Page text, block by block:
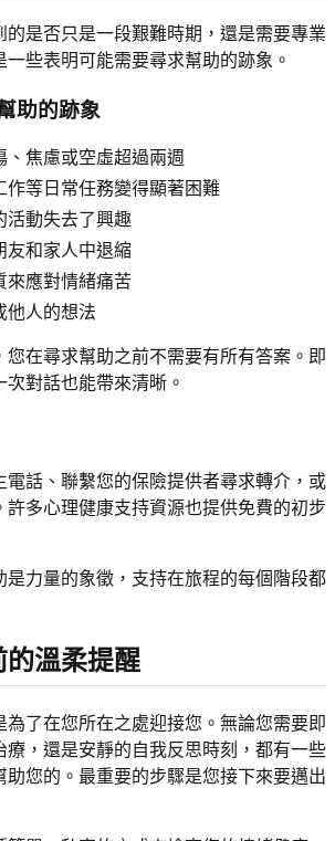
的是否只是一段艱難時期，還是需要專業
一些表明可能需要尋求幫助的跡象。
助的跡象
、焦慮或空虛超過兩週
作等日常任務變得顯著困難
活動失去了興趣
友和家人中退縮
來應對情緒痛苦
他人的想法
您在尋求幫助之前不需要有所有答案。即
對話也能帶來清晰。
電話、聯繫您的保險提供者尋求轉介，或
許多心理健康支持資源也提供免費的初步
力量的象徵，支持在旅程的每個階段都
的溫柔提醒
為了在您所在之處迎接您。無論您需要即
療，還是安靜的自我反思時刻，都有一些
助您的。最重要的步驟是您接下來要邁出